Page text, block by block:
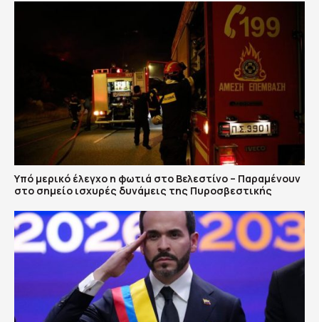
Υπό μερικό έλεγχο η φωτιά στο Βελεστίνο – Παραμένουν
στο σημείο ισχυρές δυνάμεις της Πυροσβεστικής